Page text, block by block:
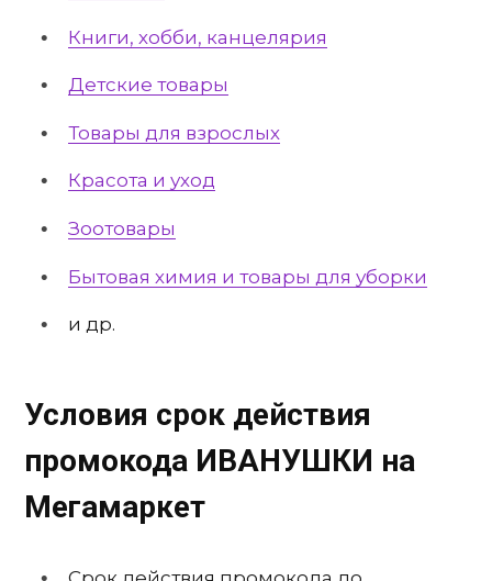
Книги, хобби, канцелярия
Детские товары
Товары для взрослых
Красота и уход
Зоотовары
Бытовая химия и товары для уборки
и др.
Условия срок действия
промокода ИВАНУШКИ на
Мегамаркет